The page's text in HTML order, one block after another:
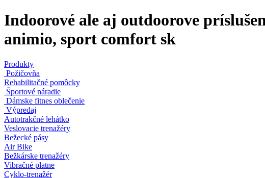
Indoorové ale aj outdoorove
animio, sport comfort sk
Produkty
Požičovňa
Rehabilitačné pomôcky
Športové náradie
Dámske fitnes oblečenie
Výpredaj
Autotrakčné lehátko
Veslovacie trenažéry
Bežecké pásy
Air Bike
Bežkárske trenažéry
Vibračné platne
Cyklo-trenažér